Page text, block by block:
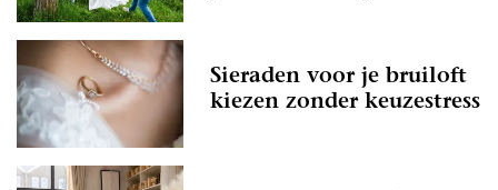
Sieraden voor je bruiloft
kiezen zonder keuzestress